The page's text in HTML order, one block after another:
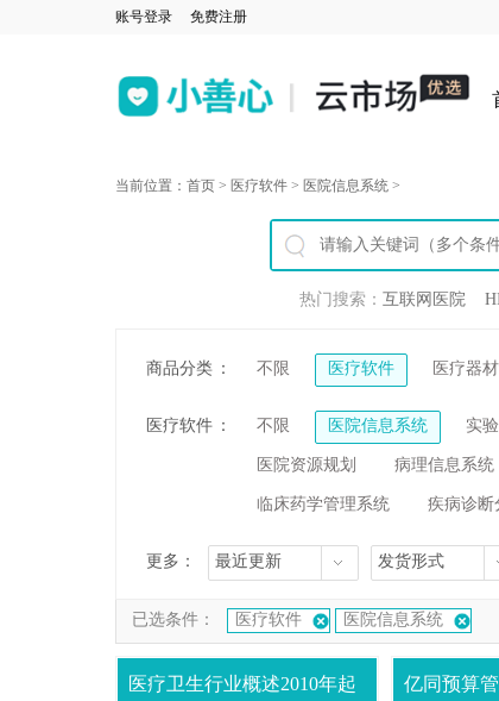
账号登录 免费注册
当前位置： 首页 > 医疗软件 > 医院信息系统 >
热门搜索： 互联网医院
商品分类 ： 不限 医疗软件 医疗器
医疗软件 ： 不限 医院信息系统 实
医院资源规划 病理信息系统
临床药学管理系统 疾病诊断
更多： 最近更新 发货形式
已选条件： 医疗软件 医院信息系统
医疗卫生行业概述2010年起
亿同预算